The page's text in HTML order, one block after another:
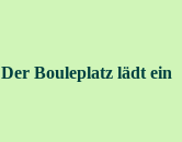
Der Bouleplatz lädt ein